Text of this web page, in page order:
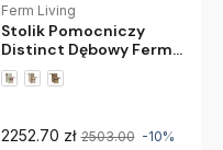
Ferm Living
Stolik Pomocniczy
Distinct Dębowy Ferm
Living
2252.70 zł 2503.00 -10%